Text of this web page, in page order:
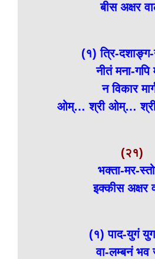
बीस अक्षर
(१) त्रि-दशाङ्ग-
नीतं मना-गपि
न विकार
ओम्… श्री ओम्…
(२१)
भक्ता-मर-
इक्कीस अक्षर
(१) पाद-युगं
वा-लम्बनं